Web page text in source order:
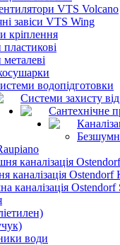
VTS Volcano
завіси VTS Wing
кріплення
водопідготовки
Системи захисту
Сантехнічне
каналізація
каналізація Ostendorf
каналізація Ostendorf
води